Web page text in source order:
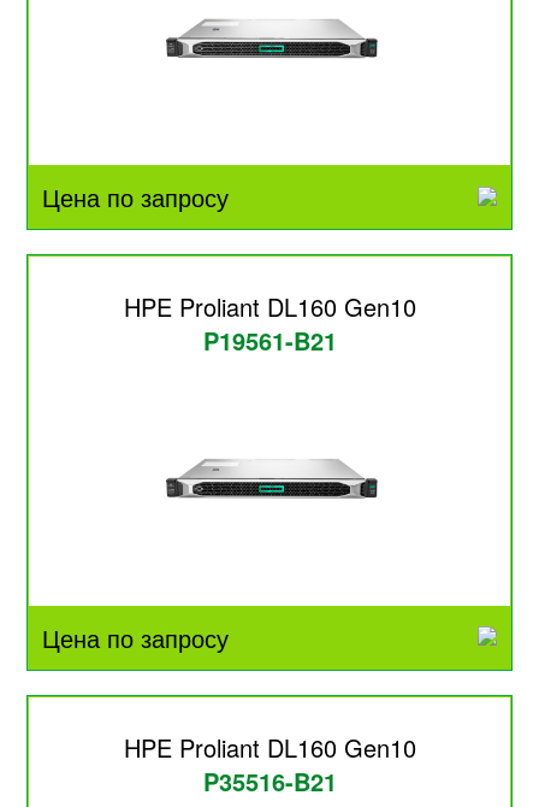
Цена по запросу
HPE Proliant DL160 Gen10
P19561-B21
Цена по запросу
HPE Proliant DL160 Gen10
P35516-B21